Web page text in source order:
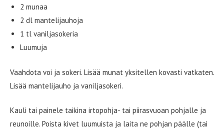
2 munaa
2 dl mantelijauhoja
1 tl vaniljasokeria
Luumuja
Vaahdota voi ja sokeri. Lisää munat yksitellen kovasti vatkaten.
Lisää mantelijauho ja vaniljasokeri.
Kauli tai painele taikina irtopohja- tai piirasvuoan pohjalle ja
reunoille. Poista kivet luumuista ja laita ne pohjan päälle (tai